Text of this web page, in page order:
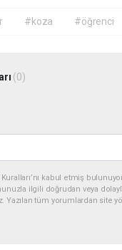
#koza #öğrenci
(0)
kabul etmiş
ilgili doğrudan veya
Yazılan tüm yorumlardan site